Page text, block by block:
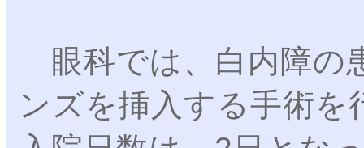
眼科では、白内障の
ンズを挿入する手術